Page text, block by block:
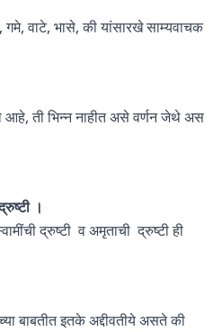
वाटे, भासे, की यांसारखे साम्यवाचक
आहे, ती भिन्न नाहीत असे वर्णन जेथे अस
।
द्रुष्टी व अमृताची द्रुष्टी ही
बाबतीत इतके अद्दीवतीये असते की